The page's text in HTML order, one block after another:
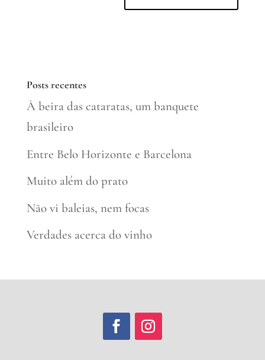
Posts recentes
À beira das cataratas, um banquete
brasileiro
Entre Belo Horizonte e Barcelona
Muito além do prato
Não vi baleias, nem focas
Verdades acerca do vinho